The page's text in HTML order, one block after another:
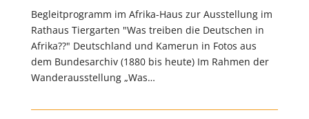
Begleitprogramm im Afrika-Haus zur Ausstellung im
Rathaus Tiergarten "Was treiben die Deutschen in
Afrika??" Deutschland und Kamerun in Fotos aus
dem Bundesarchiv (1880 bis heute) Im Rahmen der
Wanderausstellung „Was…